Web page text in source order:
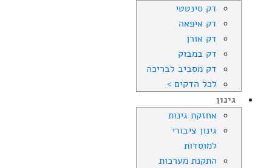
דק סינטטי
דק איפאה
דק אורן
דק במבוק
דק מסביב לבריכה
לכל הדקים >
גינון
אחזקת גינות
גינון ציבורי
למוסדות
התקנת מערכות